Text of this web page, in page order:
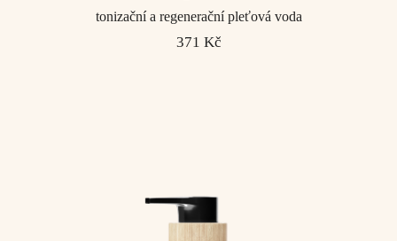
tonizační a regenerační pleťová voda
371 Kč